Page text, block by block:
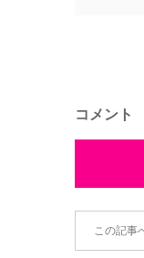
コメント
この記事